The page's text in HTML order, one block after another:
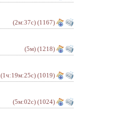
(2м:37с) (1167)
(5м) (1218)
(1ч:19м:25с) (1019)
(5м:02с) (1024)